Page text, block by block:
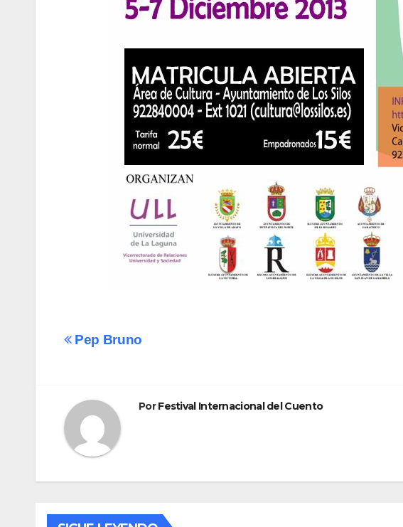
Navegación
entradas
Pep Bruno
PorFestival Internacional del Cuento